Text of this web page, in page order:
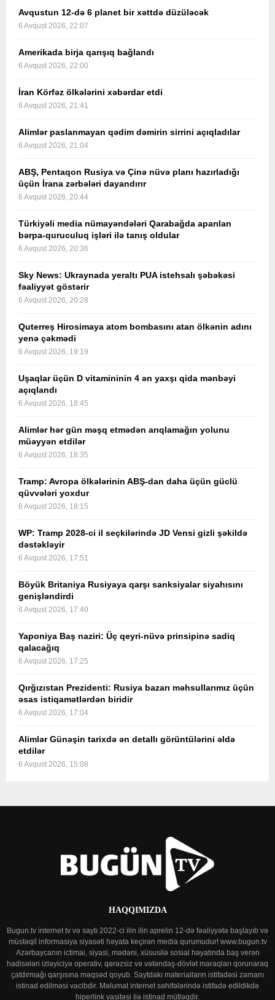
Avqustun 12-də 6 planet bir xəttdə düzüləcək
6 Avqust 2026, 22:07
Amerikada birja qarışıq bağlandı
6 Avqust 2026, 22:00
İran Körfəz ölkələrini xəbərdar etdi
6 Avqust 2026, 21:41
Alimlər paslanmayan qədim dəmirin sirrini açıqladılar
6 Avqust 2026, 21:04
ABŞ, Pentaqon Rusiya və Çinə nüvə planı hazırladığı
üçün İrana zərbələri dayandırır
6 Avqust 2026, 20:44
Türkiyəli media nümayəndələri Qarabağda aparılan
bərpa-quruculuq işləri ilə tanış oldular
6 Avqust 2026, 20:36
Sky News: Ukraynada yeraltı PUA istehsalı şəbəkəsi
fəaliyyət göstərir
6 Avqust 2026, 20:28
Quterreş Hirosimaya atom bombasını atan ölkənin adını
yenə çəkmədi
6 Avqust 2026, 19:19
Uşaqlar üçün D vitamininin 4 ən yaxşı qida mənbəyi
açıqlandı
6 Avqust 2026, 18:45
Alimlər hər gün məşq etmədən arıqlamağın yolunu
müəyyən etdilər
6 Avqust 2026, 18:35
Tramp: Avropa ölkələrinin ABŞ-dan daha üçün güclü
qüvvələri yoxdur
6 Avqust 2026, 18:15
WP: Tramp 2028-ci il seçkilərində JD Vensi gizli şəkildə
dəstəkləyir
6 Avqust 2026, 17:51
Böyük Britaniya Rusiyaya qarşı sanksiyalar siyahısını
genişləndirdi
6 Avqust 2026, 17:40
Yaponiya Baş naziri: Üç qeyri-nüvə prinsipinə sadiq
qalacağıq
6 Avqust 2026, 17:25
Qırğızıstan Prezidenti: Rusiya bazarı məhsullarımız üçün
əsas istiqamətlərdən biridir
6 Avqust 2026, 17:04
Alimlər Günəşin tarixdə ən detallı görüntülərini əldə
etdilər
6 Avqust 2026, 15:08
HAQQIMIZDA
Bugun.tv internet tv və saytı 2022-ci ilin ilin aprelin 12-də fəaliyyətə başlayıb və
müstəqil informasiya siyasəti həyata keçirən media qurumudur! www.bugun.tv
Azərbaycanın ictimai, siyasi, mədəni, xüsusilə sosial həyatında baş verən
hadisələri izləyiciyə operativ, qərəzsiz və vətəndaş-dövlət maraqları qorunaraq
çatdırmağı qarşısına məqsəd qoyub. Saytdakı materialların istifadəsi zamanı
istinad edilməsi vacibdir. Məlumat internet səhifələrində istifadə edildikdə
hiperlink vasitəsi ilə istinad mütləqdir.